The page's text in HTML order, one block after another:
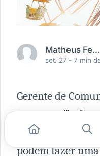
Matheus Ferraz
set. 27 -7 min
Gerente de
novas profissões
alguns anos.
podem fazer